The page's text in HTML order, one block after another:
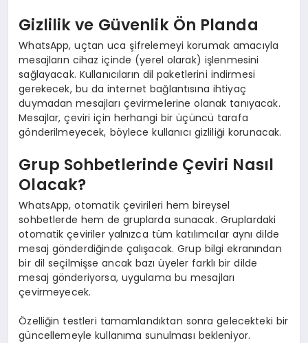
Gizlilik ve Güvenlik Ön Planda
WhatsApp, uçtan uca şifrelemeyi korumak amacıyla
mesajların cihaz içinde (yerel olarak) işlenmesini
sağlayacak. Kullanıcıların dil paketlerini indirmesi
gerekecek, bu da internet bağlantısına ihtiyaç
duymadan mesajları çevirmelerine olanak tanıyacak.
Mesajlar, çeviri için herhangi bir üçüncü tarafa
gönderilmeyecek, böylece kullanıcı gizliliği korunacak.
Grup Sohbetlerinde Çeviri Nasıl
Olacak?
WhatsApp, otomatik çevirileri hem bireysel
sohbetlerde hem de gruplarda sunacak. Gruplardaki
otomatik çeviriler yalnızca tüm katılımcılar aynı dilde
mesaj gönderdiğinde çalışacak. Grup bilgi ekranından
bir dil seçilmişse ancak bazı üyeler farklı bir dilde
mesaj gönderiyorsa, uygulama bu mesajları
çevirmeyecek.
Özelliğin testleri tamamlandıktan sonra gelecekteki bir
güncellemeyle kullanıma sunulması bekleniyor.